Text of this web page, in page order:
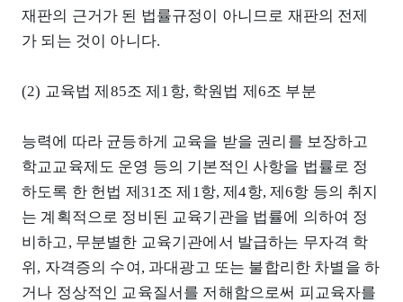
재판의 근거가 된 법률규정이 아니므로 재판의 전제
가 되는 것이 아니다.
(2) 교육법 제85조 제1항, 학원법 제6조 부분
능력에 따라 균등하게 교육을 받을 권리를 보장하고
학교교육제도 운영 등의 기본적인 사항을 법률로 정
하도록 한 헌법 제31조 제1항, 제4항, 제6항 등의 취지
는 계획적으로 정비된 교육기관을 법률에 의하여 정
비하고, 무분별한 교육기관에서 발급하는 무자격 학
위, 자격증의 수여, 과대광고 또는 불합리한 차별을 하
거나 정상적인 교육질서를 저해함으로써 피교육자를